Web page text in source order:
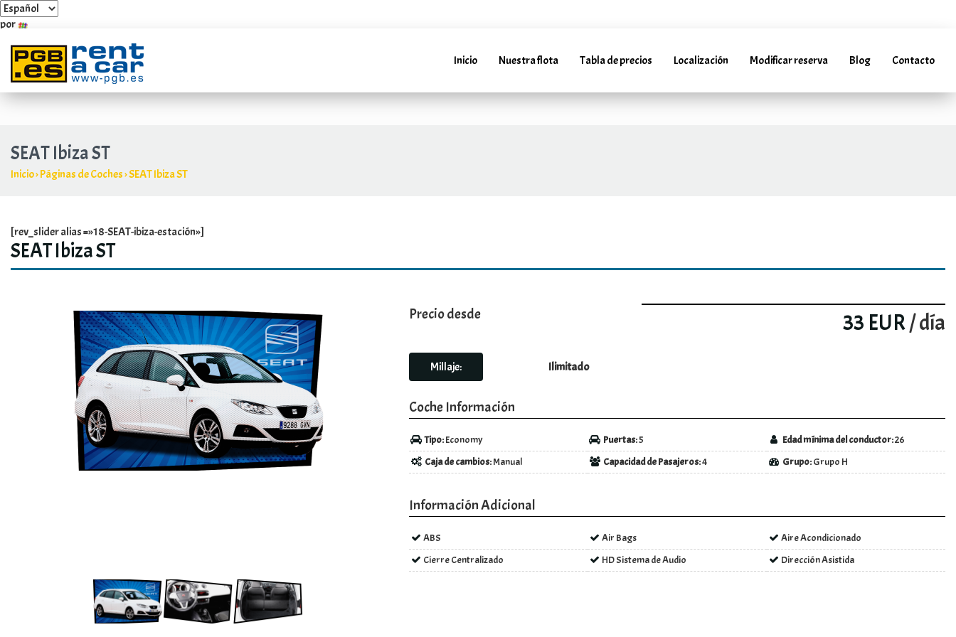
por
Polígono Industrial Villarosa Carretera Guadalmar, 4 y 6
Inicio Nuestra flota Tabla de precios Localización Modificar reserva Blog Contacto
SEAT Ibiza ST
Inicio›Páginas de Coches›SEAT Ibiza ST
[rev_slider alias =»18-SEAT-ibiza-estación»]
SEAT Ibiza ST
Precio desde 33 EUR/ día
Millaje: Ilimitado
Coche Información
Tipo:Economy Puertas:5 Edad mínima del conductor:26
Caja de cambios:Manual Capacidad de Pasajeros:4 Grupo:Grupo H
Información Adicional
ABS Air Bags
Aire Acondicionado
Cierre Centralizado
HD Sistema de Audio Dirección Asistida